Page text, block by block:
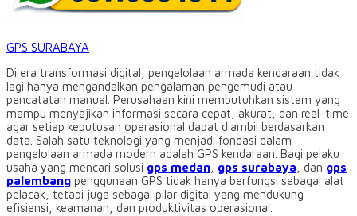
GPS SURABAYA
Di era transformasi digital, pengelolaan armada kendaraan tidak
lagi hanya mengandalkan pengalaman pengemudi atau
pencatatan manual. Perusahaan kini membutuhkan sistem yang
mampu menyajikan informasi secara cepat, akurat, dan real-time
agar setiap keputusan operasional dapat diambil berdasarkan
data. Salah satu teknologi yang menjadi fondasi dalam
pengelolaan armada modern adalah GPS kendaraan. Bagi pelaku
usaha yang mencari solusi gps medan gps surabaya , dan gps
palembang penggunaan GPS tidak hanya berfungsi sebagai alat
pelacak, tetapi juga sebagai pilar digital yang mendukung
efisiensi, keamanan, dan produktivitas operasional.